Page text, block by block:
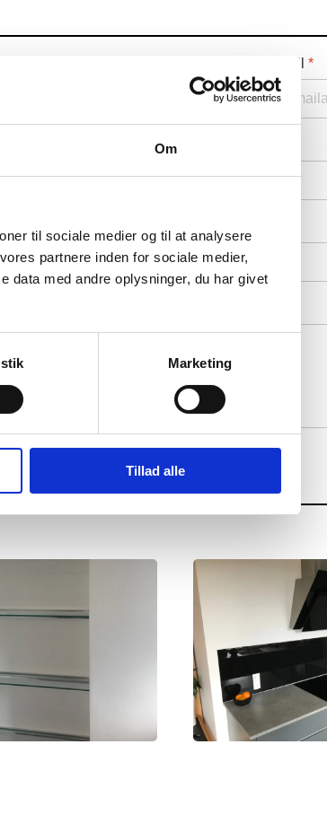
Om
til sociale medier og til at analysere
partnere inden for sociale medier,
data med andre oplysninger, du har givet
Marketing
Tillad alle
Email *